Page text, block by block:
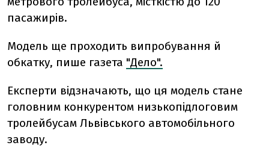
пасажирів.
Модель ще проходить випробування й
обкатку, пише газета "Дело".
Експерти відзначають, що ця модель стане
головним конкурентом низькопідлоговим
тролейбусам Львівського автомобільного
заводу.